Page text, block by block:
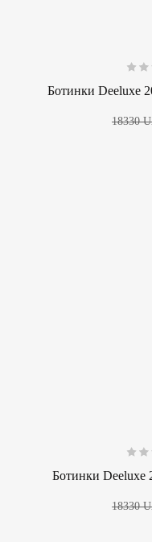
Ботинки Deeluxe
18330
Ботинки Deeluxe
18330